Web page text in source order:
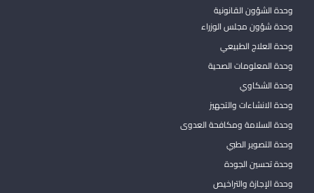
وحدة الشؤون القانونية
وحدة شؤون مجلس الوزراء
وحدة العلاج الطبيعي
وحدة المعلومات الصحية
وحدة الشكاوي
وحدة الانشاءات والتجهيز
وحدة السلامة ومكافحة العدوى
وحدة التصوير الطبي
وحدة تحسين الجودة
وحدة الإجازة والتراخيص